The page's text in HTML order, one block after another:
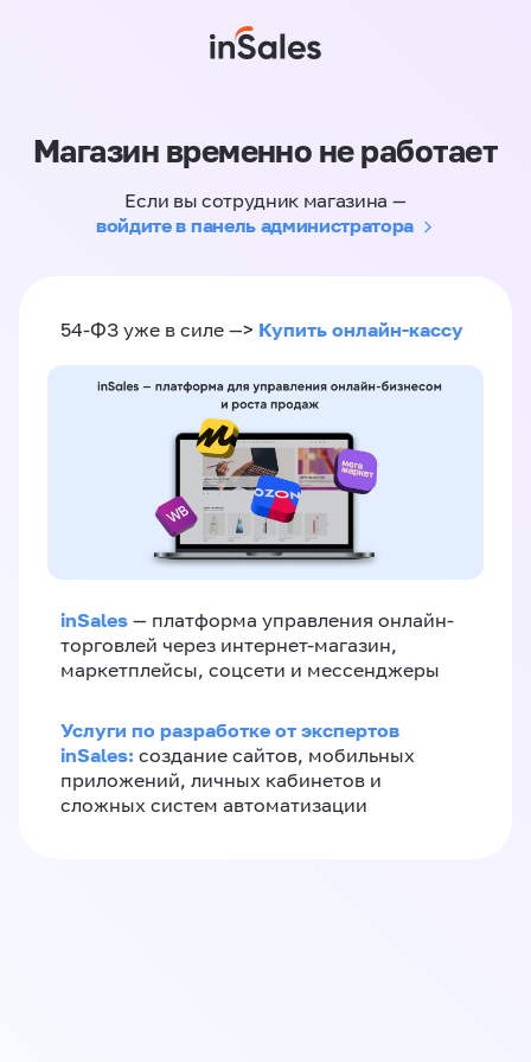
Магазин временно не работает
Если вы сотрудник магазина —
войдите в панель администратора
54-ФЗ уже в силе —> Купить онлайн-кассу
inSales — платформа управления онлайн-
торговлей через интернет-магазин,
маркетплейсы, соцсети и мессенджеры
Услуги по разработке от экспертов
inSales: создание сайтов, мобильных
приложений, личных кабинетов и
сложных систем автоматизации